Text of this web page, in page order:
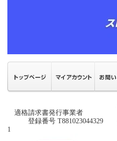
適格請求書発行事業者
登録番号 T881023044329
1